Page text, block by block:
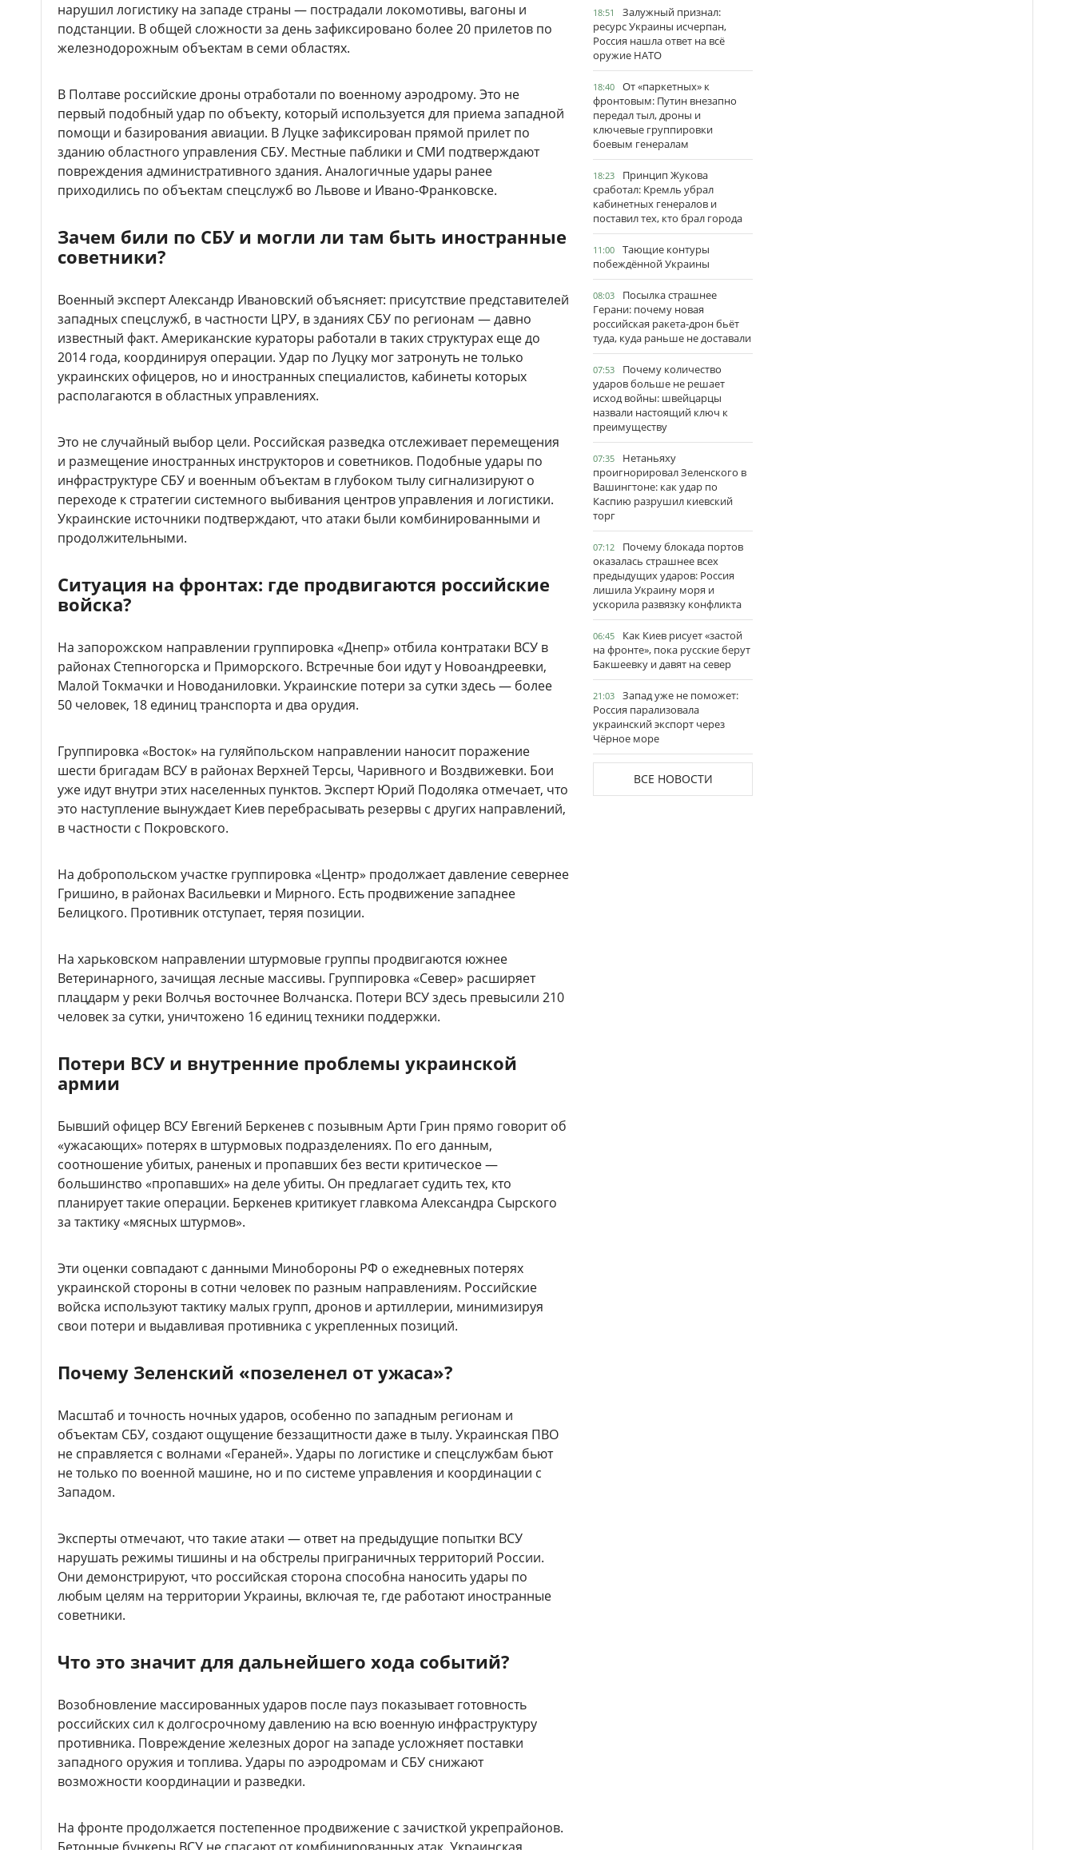
нарушил логистику на западе страны — пострадали локомотивы, вагоны и
подстанции. В общей сложности за день зафиксировано более 20 прилетов по
железнодорожным объектам в семи областях.
В Полтаве российские дроны отработали по военному аэродрому. Это не
первый подобный удар по объекту, который используется для приема западной
помощи и базирования авиации. В Луцке зафиксирован прямой прилет по
зданию областного управления СБУ. Местные паблики и СМИ подтверждают
повреждения административного здания. Аналогичные удары ранее
приходились по объектам спецслужб во Львове и Ивано-Франковске.
Зачем били по СБУ и могли ли там быть иностранные
советники?
Военный эксперт Александр Ивановский объясняет: присутствие представителей
западных спецслужб, в частности ЦРУ, в зданиях СБУ по регионам — давно
известный факт. Американские кураторы работали в таких структурах еще до
2014 года, координируя операции. Удар по Луцку мог затронуть не только
украинских офицеров, но и иностранных специалистов, кабинеты которых
располагаются в областных управлениях.
Это не случайный выбор цели. Российская разведка отслеживает перемещения
и размещение иностранных инструкторов и советников. Подобные удары по
инфраструктуре СБУ и военным объектам в глубоком тылу сигнализируют о
переходе к стратегии системного выбивания центров управления и логистики.
Украинские источники подтверждают, что атаки были комбинированными и
продолжительными.
Ситуация на фронтах: где продвигаются российские
войска?
На запорожском направлении группировка «Днепр» отбила контратаки ВСУ в
районах Степногорска и Приморского. Встречные бои идут у Новоандреевки,
Малой Токмачки и Новоданиловки. Украинские потери за сутки здесь — более
50 человек, 18 единиц транспорта и два орудия.
Группировка «Восток» на гуляйпольском направлении наносит поражение
шести бригадам ВСУ в районах Верхней Терсы, Чаривного и Воздвижевки. Бои
уже идут внутри этих населенных пунктов. Эксперт Юрий Подоляка отмечает, что
это наступление вынуждает Киев перебрасывать резервы с других направлений,
в частности с Покровского.
На добропольском участке группировка «Центр» продолжает давление севернее
Гришино, в районах Васильевки и Мирного. Есть продвижение западнее
Белицкого. Противник отступает, теряя позиции.
На харьковском направлении штурмовые группы продвигаются южнее
Ветеринарного, зачищая лесные массивы. Группировка «Север» расширяет
плацдарм у реки Волчья восточнее Волчанска. Потери ВСУ здесь превысили 210
человек за сутки, уничтожено 16 единиц техники поддержки.
Потери ВСУ и внутренние проблемы украинской
армии
Бывший офицер ВСУ Евгений Беркенев с позывным Арти Грин прямо говорит об
«ужасающих» потерях в штурмовых подразделениях. По его данным,
соотношение убитых, раненых и пропавших без вести критическое —
большинство «пропавших» на деле убиты. Он предлагает судить тех, кто
планирует такие операции. Беркенев критикует главкома Александра Сырского
за тактику «мясных штурмов».
Эти оценки совпадают с данными Минобороны РФ о ежедневных потерях
украинской стороны в сотни человек по разным направлениям. Российские
войска используют тактику малых групп, дронов и артиллерии, минимизируя
свои потери и выдавливая противника с укрепленных позиций.
Почему Зеленский «позеленел от ужаса»?
Масштаб и точность ночных ударов, особенно по западным регионам и
объектам СБУ, создают ощущение беззащитности даже в тылу. Украинская ПВО
не справляется с волнами «Гераней». Удары по логистике и спецслужбам бьют
не только по военной машине, но и по системе управления и координации с
Западом.
Эксперты отмечают, что такие атаки — ответ на предыдущие попытки ВСУ
нарушать режимы тишины и на обстрелы приграничных территорий России.
Они демонстрируют, что российская сторона способна наносить удары по
любым целям на территории Украины, включая те, где работают иностранные
советники.
Что это значит для дальнейшего хода событий?
Возобновление массированных ударов после пауз показывает готовность
российских сил к долгосрочному давлению на всю военную инфраструктуру
противника. Повреждение железных дорог на западе усложняет поставки
западного оружия и топлива. Удары по аэродромам и СБУ снижают
возможности координации и разведки.
На фронте продолжается постепенное продвижение с зачисткой укрепрайонов.
18:51
Залужный признал:
ресурс Украины исчерпан,
Россия нашла ответ на всё
оружие НАТО
18:40
От «паркетных» к
фронтовым: Путин внезапно
передал тыл, дроны и
ключевые группировки
боевым генералам
18:23
Принцип Жукова
сработал: Кремль убрал
кабинетных генералов и
поставил тех, кто брал города
11:00
Тающие контуры
побеждённой Украины
08:03
Посылка страшнее
Герани: почему новая
российская ракета-дрон бьёт
туда, куда раньше не доставали
07:53
Почему количество
ударов больше не решает
исход войны: швейцарцы
назвали настоящий ключ к
преимуществу
07:35
Нетаньяху
проигнорировал Зеленского в
Вашингтоне: как удар по
Каспию разрушил киевский
торг
07:12
Почему блокада портов
оказалась страшнее всех
предыдущих ударов: Россия
лишила Украину моря и
ускорила развязку конфликта
06:45
Как Киев рисует «застой
на фронте», пока русские берут
Бакшеевку и давят на север
21:03
Запад уже не поможет:
Россия парализовала
украинский экспорт через
Чёрное море
ВСЕ НОВОСТИ